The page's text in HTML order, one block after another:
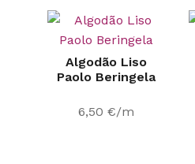
Algodão Liso
Paolo Beringela
6,50 €/m